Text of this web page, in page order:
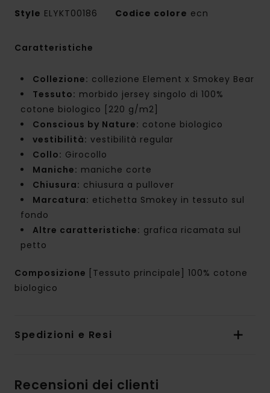
Style ELYKT00186 Codice colore ecn
Caratteristiche
Collezione: collezione Element x Smokey Bear
Tessuto: morbido jersey singolo di 100%
cotone biologico [220 g/m2]
Conscious by Nature: cotone biologico
vestibilità: vestibilità regular
Collo: Girocollo
Maniche: maniche corte
Chiusura: chiusura a pullover
Marcatura: etichetta Smokey in tessuto sul
fondo
Altre caratteristiche: grafica ricamata sul
petto
Composizione
[Tessuto principale] 100% cotone
biologico
Spedizioni e Resi
Recensioni dei clienti